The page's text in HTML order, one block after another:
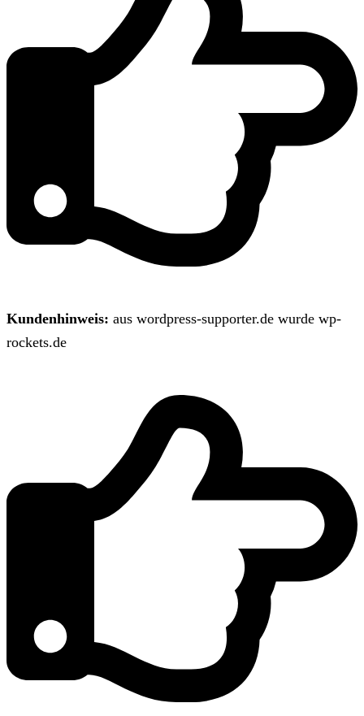
Kundenhinweis: aus wordpress-supporter.de wurde wp-
rockets.de